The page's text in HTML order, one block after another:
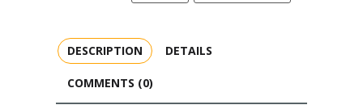
DESCRIPTION DETAILS
COMMENTS (0)